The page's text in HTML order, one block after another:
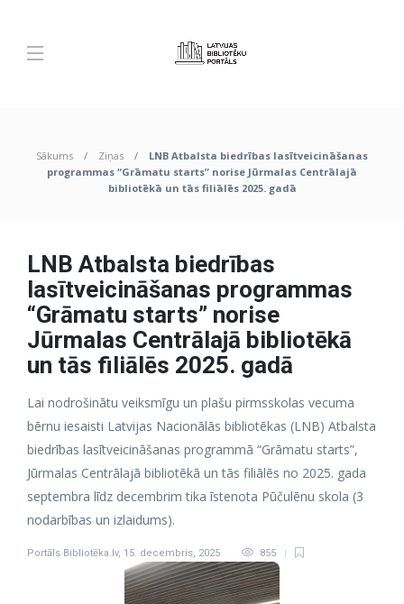
Sākums Ziņas
LNB Atbalsta biedrības lasītveicināšanas
programmas “Grāmatu starts” norise Jūrmalas Centrālajā
bibliotēkā un tās filiālēs 2025. gadā
LNB Atbalsta biedrības
lasītveicināšanas programmas
“Grāmatu starts” norise
Jūrmalas Centrālajā bibliotēkā
un tās filiālēs 2025. gadā
Lai nodrošinātu veiksmīgu un plašu pirmsskolas vecuma
bērnu iesaisti Latvijas Nacionālās bibliotēkas (LNB) Atbalsta
biedrības lasītveicināšanas programmā “Grāmatu starts”,
Jūrmalas Centrālajā bibliotēkā un tās filiālēs no 2025. gada
septembra līdz decembrim tika īstenota Pūčulēnu skola (3
nodarbības un izlaidums).
Portāls Bibliotēka.lv, 15. decembris, 2025 855